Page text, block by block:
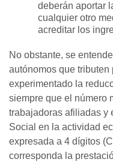
deberán aportar
cualquier otro
acreditar los
No obstante, se
autónomos que
experimentado la
siempre que el número
trabajadoras afiliadas y
Social en la actividad
expresada a 4 dígitos
corresponda la